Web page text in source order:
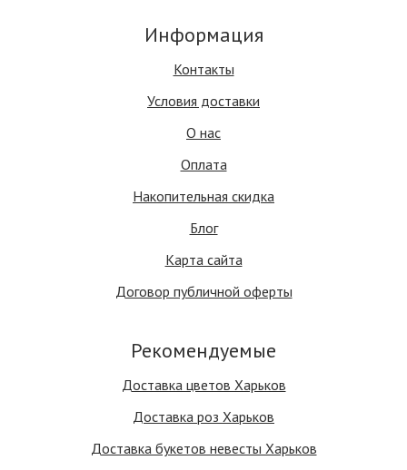
Информация
Контакты
Условия доставки
О нас
Оплата
Накопительная скидка
Блог
Карта сайта
Договор публичной оферты
Рекомендуемые
Доставка цветов Харьков
Доставка роз Харьков
Доставка букетов невесты Харьков